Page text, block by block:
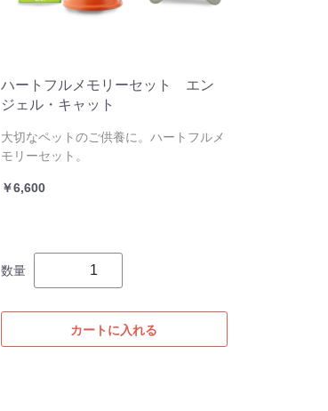
ハートフルメモリーセット エン
ジェル・キャット
大切なペットのご供養に。ハートフルメ
モリーセット。
￥6,600
数量
カートに入れる